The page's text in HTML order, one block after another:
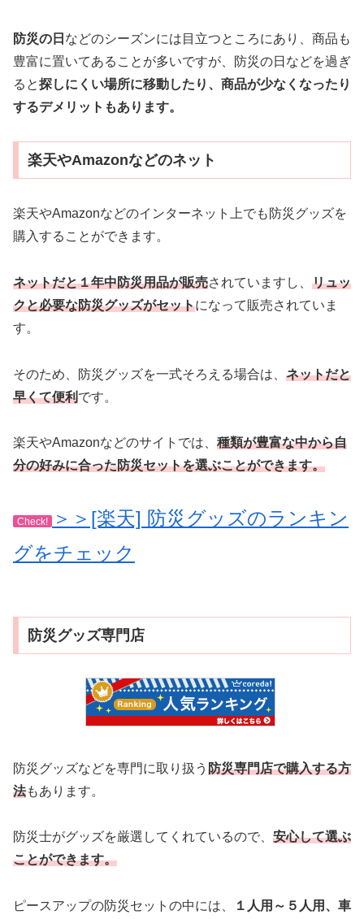
防災の日 などのシーズンには目立つところにあり、商品も
豊富に置いてあることが多いですが、防災の日などを過ぎ
ると探しにくい場所に移動したり、商品が少なくなったり
するデメリットもあります。
楽天やAmazonなどのネット
楽天やAmazonなどのインターネット上でも防災グッズを
購入することができます。
ネットだと１年中防災用品が販売されていますし、 リュッ
クと必要な防災グッズがセットになって販売されていま
す。
そのため、防災グッズを一式そろえる場合は、 ネットだと
早くて便利です。
楽天やAmazonなどのサイトでは、 種類が豊富な中から自
分の好みに合った防災セットを選ぶことができます。
Check!
＞＞[楽天] 防災グッズのランキン
グをチェック
防災グッズ専門店
防災グッズなどを専門に取り扱う 防災専門店で購入する方
法もあります。
防災士がグッズを厳選してくれているので、 安心して選ぶ
ことができます。
ピースアップの防災セットの中には、
１人用～５人用、車